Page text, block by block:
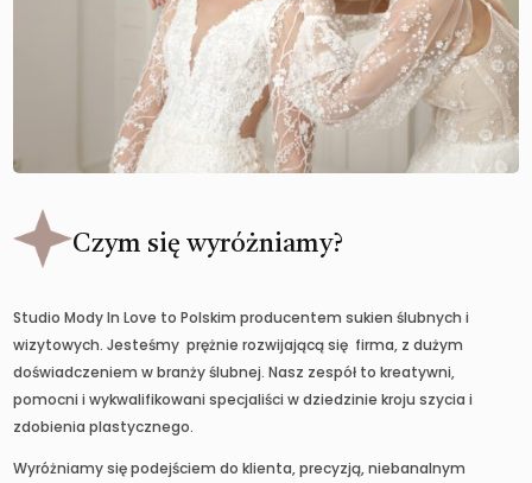
Czym się wyróżniamy?
Studio Mody In Love to Polskim producentem sukien ślubnych i
wizytowych. Jesteśmy prężnie rozwijającą się firma, z dużym
doświadczeniem w branży ślubnej. Nasz zespół to kreatywni,
pomocni i wykwalifikowani specjaliści w dziedzinie kroju szycia i
zdobienia plastycznego.
Wyróżniamy się podejściem do klienta, precyzją, niebanalnym